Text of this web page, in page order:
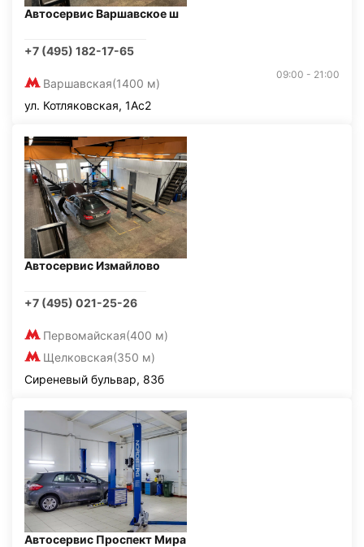
Автосервис Варшавское ш
+7 (495) 182-17-65
Варшавская(1400 м)
09:00 - 21:00
ул. Котляковская, 1Ас2
Автосервис Измайлово
+7 (495) 021-25-26
Первомайская(400 м)
Щелковская(350 м)
Сиреневый бульвар, 83б
Автосервис Проспект Мира